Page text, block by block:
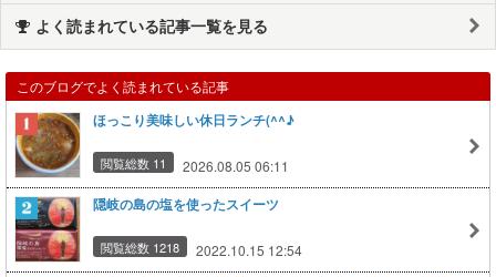
よく読まれている記事一覧を見る
このブログでよく読まれている記事
ほっこり美味しい休日ランチ(^^♪
閲覧総数 11 2026.08.05 06:11
隠岐の島の塩を使ったスイーツ
閲覧総数 1218 2022.10.15 12:54